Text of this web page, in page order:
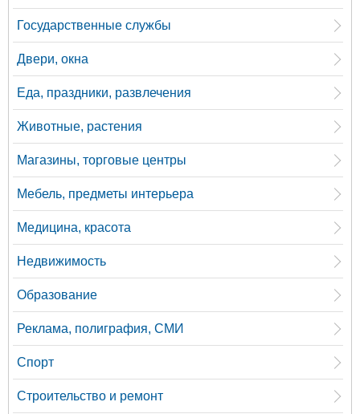
Государственные службы
Двери, окна
Еда, праздники, развлечения
Животные, растения
Магазины, торговые центры
Мебель, предметы интерьера
Медицина, красота
Недвижимость
Образование
Реклама, полиграфия, СМИ
Спорт
Строительство и ремонт